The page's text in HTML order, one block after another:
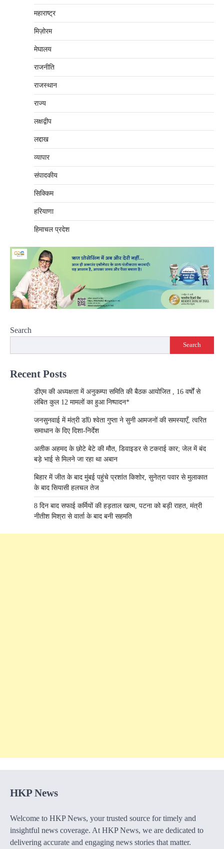
महाराष्‍ट्र
मिज़ोरम
मेघालय
राजनीति
राजस्थान
राज्य
लक्षद्वीप
लद्दाख
व्यापार
संपादकीय
सिक्किम
हरियाणा
हिमाचल प्रदेश
Search
Search
Recent Posts
डीएम की अध्यक्षता में अनुकम्पा समिति की बैठक आयोजित , 16 वर्षों से
लंबित कुल 12 मामलों का हुआ निष्पादन*
जनसुनवाई में मंत्री डाॅ0 श्वेता गुप्ता ने सुनी आमजनों की समस्याएँ, त्वरित
समाधान के दिए दिशा-निर्देश
अतीक अहमद के छोटे बेटे की मौत, डिवाइडर से टकराई कार; जेल में बंद
बड़े भाई से मिलने जा रहा था अबान
बिहार में जीत के बाद मुंबई पहुंचे प्रशांत किशोर, सुनेत्रा पवार से मुलाकात
के बाद सियासी हलचल तेज
8 दिन बाद सफाई कर्मियों की हड़ताल खत्म, पटना को बड़ी राहत, मंत्री
नीतीश मिश्रा से वार्ता के बाद बनी सहमति
HKP News
Welcome to HKP News, your trusted source for timely and
insightful news coverage. At HKP News, we are dedicated to
delivering accurate and engaging news stories that matter.